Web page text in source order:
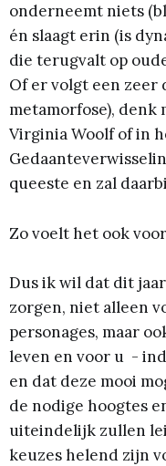
onderneemt niets
én slaagt erin (is
die terugvalt op
Of er volgt een zeer
metamorfose), denk
Virginia Woolf of in
queeste en zal
Zo voelt het ook
Dus ik wil dat dit
zorgen, niet alleen
personages, maar
leven en voor u -
en dat deze mooi
de nodige hoogtes
uiteindelijk zullen
keuzes helend zijn